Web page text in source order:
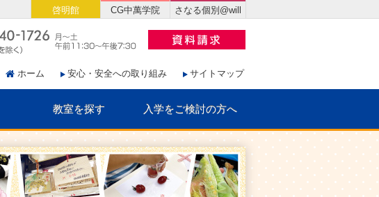
ホーム 安心・安全への取り組み サイトマップ
教室を探す 入学をご検討の方へ
啓明館 CG中萬学院 さなる個別@will